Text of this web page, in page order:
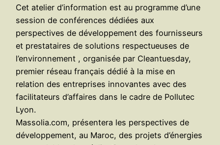
Cet atelier d’information est au programme d’une
session de conférences dédiées aux
perspectives de développement des fournisseurs
et prestataires de solutions respectueuses de
l’environnement , organisée par Cleantuesday,
premier réseau français dédié à la mise en
relation des entreprises innovantes avec des
facilitateurs d’affaires dans le cadre de Pollutec
Lyon.
Massolia.com, présentera les perspectives de
développement, au Maroc, des projets d’énergies